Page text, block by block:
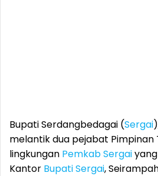
Bupati Serdangbedagai (Sergai
melantik dua pejabat Pimpinan
lingkungan PemkabSergai
Kantor BupatiSergai,